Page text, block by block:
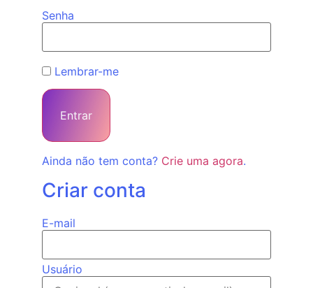
Senha
Lembrar-me
Ainda não tem conta? Crie uma agora.
Criar conta
E-mail
Usuário